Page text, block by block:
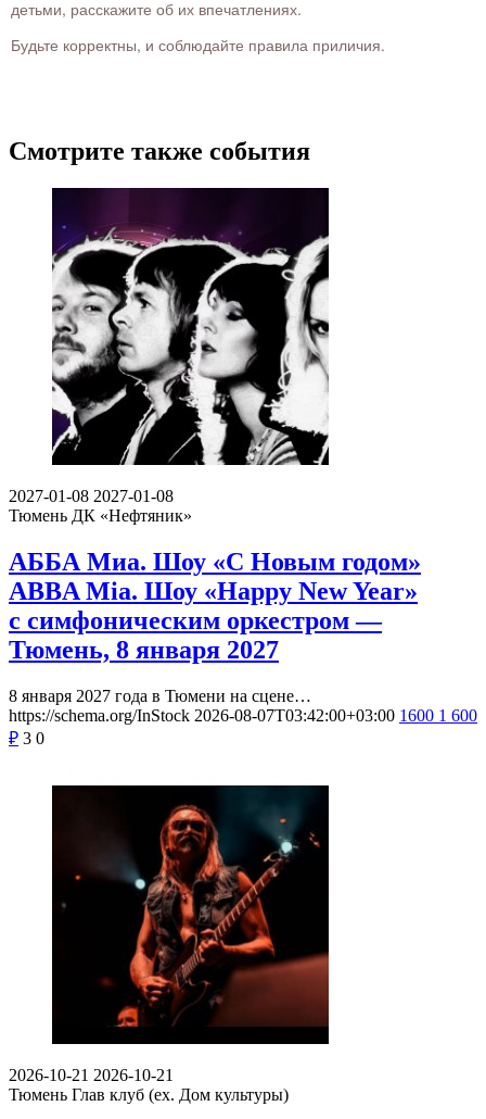
детьми, расскажите об их впечатлениях.
Будьте корректны, и соблюдайте правила приличия.
Смотрите также события
2027-01-08 2027-01-08
Тюмень ДК «Нефтяник»
АББА Миа. Шоу «С Новым годом»
ABBA Mia. Шоу «Happy New Year»
с симфоническим оркестром —
Тюмень, 8 января 2027
8 января 2027 года в Тюмени на сцене…
https://schema.org/InStock 2026-08-07T03:42:00+03:00 1600 1 600
₽ 3 0
2026-10-21 2026-10-21
Тюмень Глав клуб (ex. Дом культуры)